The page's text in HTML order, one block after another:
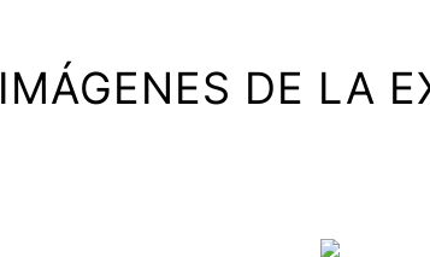
IMÁGENES DE LA